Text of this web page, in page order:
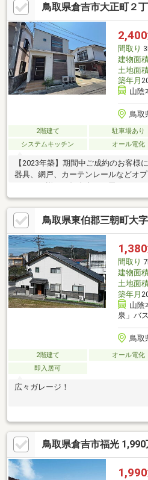
鳥取県倉吉市大正町２
2,400
間取り
建物面
土地面
築年月
山陰
鳥取
2階建て 駐車場あり
システムキッチン
オール電化
【2023年築】期間中ご成約のお客様
器具、網戸、カーテンレールなどオ
鳥取県東伯郡三朝町大
1,380
間取り
建物面
土地面
築年月
山陰
泉」バ
鳥取
2階建て オール電化
即入居可
広々ガレージ！
鳥取県倉吉市福光 1,990
1,990